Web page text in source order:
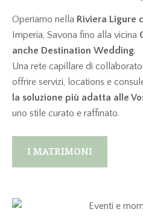
Operiamo nella Riviera Ligure
Imperia, Savona fino alla vicina
anche Destination Wedding.
Una rete capillare di
offrire servizi, locations e
la soluzione più adatta alle
uno stile curato e raffinato.
I MATRIMONI